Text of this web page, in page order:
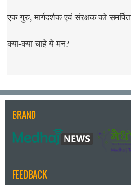
एक गुरु, मार्गदर्शक एवं संरक्षक को समर्पित
क्या-क्या चाहे ये मन?
BRAND
FEEDBACK